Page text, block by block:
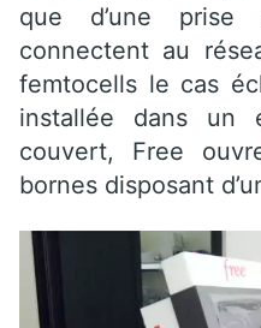
que d’une prise
connectent au
femtocells le cas
installée dans un
couvert, Free
bornes disposant